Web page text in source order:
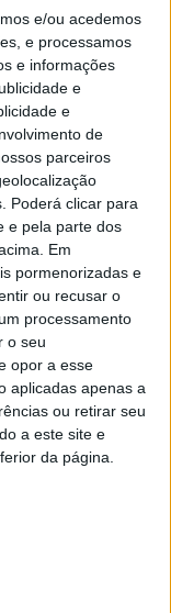
e/ou acedemos
e processamos
e informações
e
e
de
parceiros
Poderá clicar para
e pela parte dos
Em
pormenorizadas e
ou recusar o
processamento
o seu
opor a esse
aplicadas apenas a
ou retirar seu
a este site e
da página.
Jarvis